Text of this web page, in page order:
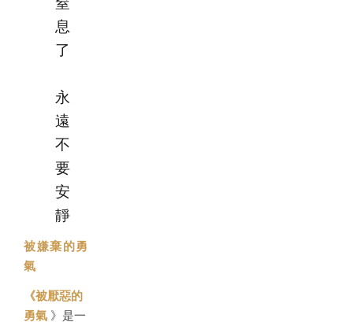
息
了
永
遠
不
要
安
靜
被嫌棄的勇
氣
《被厭惡的
勇氣 》是一